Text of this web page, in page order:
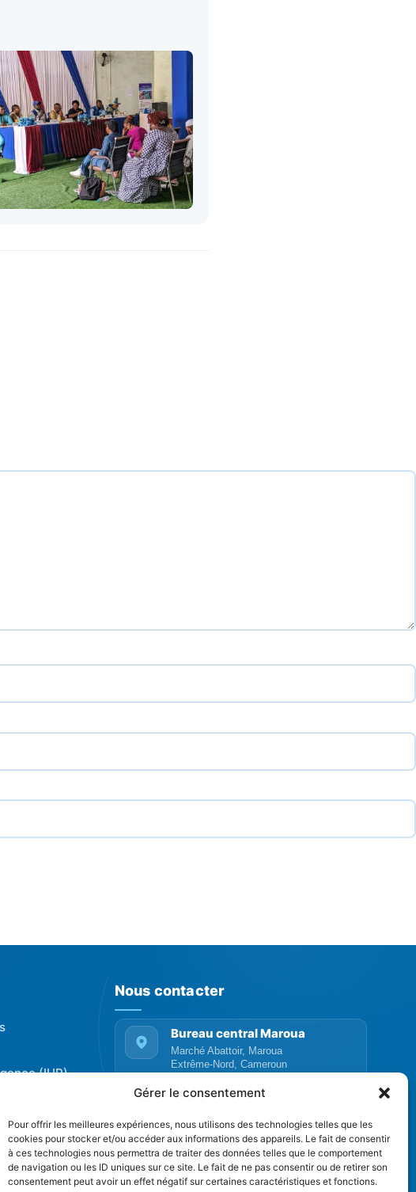
Gérer le consentement
Pour offrir les meilleures expériences, nous utilisons des technologies telles que les
cookies pour stocker et/ou accéder aux informations des appareils. Le fait de consentir
à ces technologies nous permettra de traiter des données telles que le comportement
de navigation ou les ID uniques sur ce site. Le fait de ne pas consentir ou de retirer son
consentement peut avoir un effet négatif sur certaines caractéristiques et fonctions.
(IUP)
Nous contacter
Bureau central Maroua
Marché Abattoir, Maroua
Extrême-Nord, Cameroun
Téléphone
+237 661 581 879
Email